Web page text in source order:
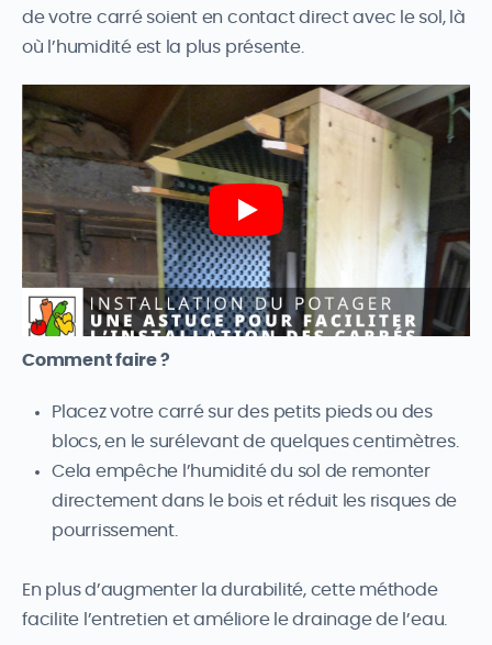
de votre carré soient en contact direct avec le sol, là
où l’humidité est la plus présente.
Comment faire ?
Placez votre carré sur des petits pieds ou des
blocs, en le surélevant de quelques centimètres.
Cela empêche l’humidité du sol de remonter
directement dans le bois et réduit les risques de
pourrissement.
En plus d’augmenter la durabilité, cette méthode
facilite l’entretien et améliore le drainage de l’eau.